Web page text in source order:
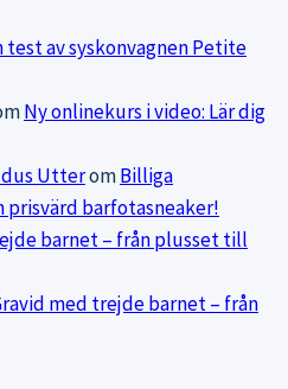
test av syskonvagnen Petite
Ny onlinekurs i video: Lär dig
UtteromBilliga
prisvärd barfotasneaker!
barnet – från plusset till
med trejde barnet – från